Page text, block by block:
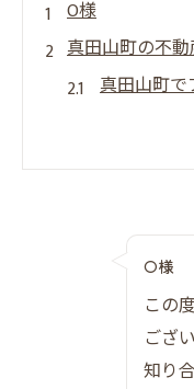
O様
真田山町の不
真田山町
せるポイ
プレミア
失敗しな
プレミアム不
O様
この
ござ
知り